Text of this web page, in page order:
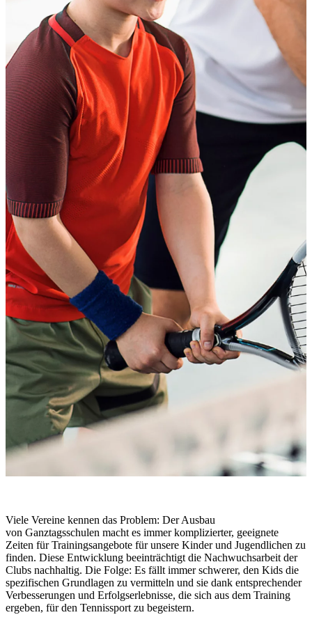
Viele Vereine kennen das Problem: Der Ausbau
von Ganztagsschulen macht es immer komplizierter, geeignete
Zeiten für Trainingsangebote für unsere Kinder und Jugendlichen zu
finden. Diese Entwicklung beeinträchtigt die Nachwuchsarbeit der
Clubs nachhaltig. Die Folge: Es fällt immer schwerer, den Kids die
spezifischen Grundlagen zu vermitteln und sie dank entsprechender
Verbesserungen und Erfolgserlebnisse, die sich aus dem Training
ergeben, für den Tennissport zu begeistern.